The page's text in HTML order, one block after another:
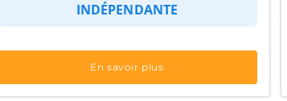
INDÉPENDANTE
En savoir plus